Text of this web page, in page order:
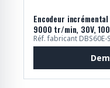
Encodeur
9000 tr/min, 30V,
Réf. fabricant DBS60E-